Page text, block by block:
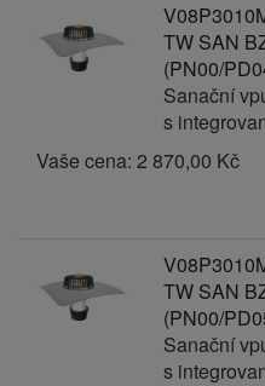
TW SAN
(PN00/
Sanační
s
Vaše cena: 2 870,00 Kč
TW SAN
(PN00/
Sanační
s